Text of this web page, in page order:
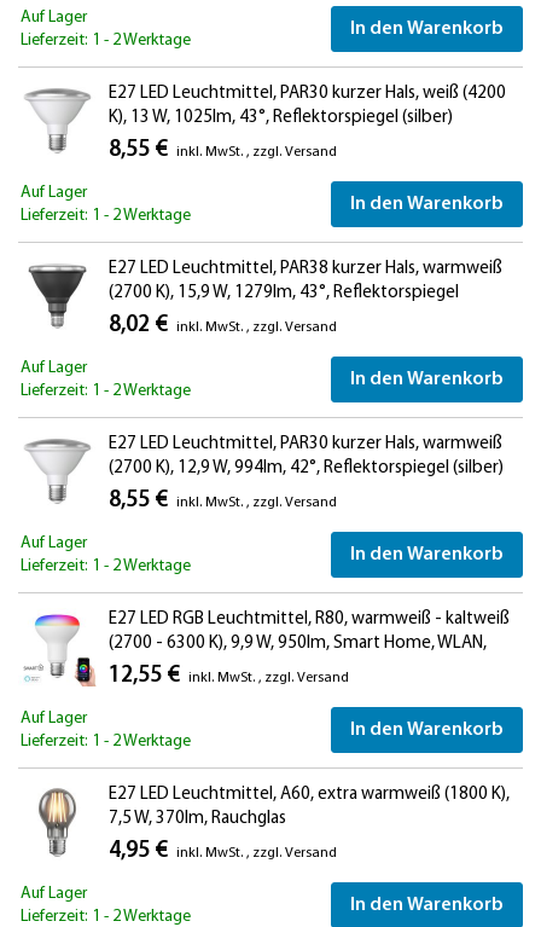
Auf Lager
Lieferzeit: 1 - 2 Werktage
In den Warenkorb
E27 LED Leuchtmittel, PAR30 kurzer Hals, weiß (4200
K), 13 W, 1025lm, 43°, Reflektorspiegel (silber)
8,55 € inkl. MwSt. , zzgl. Versand
Auf Lager
Lieferzeit: 1 - 2 Werktage
In den Warenkorb
E27 LED Leuchtmittel, PAR38 kurzer Hals, warmweiß
(2700 K), 15,9 W, 1279lm, 43°, Reflektorspiegel
(silber)
8,02 € inkl. MwSt. , zzgl. Versand
Auf Lager
Lieferzeit: 1 - 2 Werktage
In den Warenkorb
E27 LED Leuchtmittel, PAR30 kurzer Hals, warmweiß
(2700 K), 12,9 W, 994lm, 42°, Reflektorspiegel (silber)
8,55 € inkl. MwSt. , zzgl. Versand
Auf Lager
Lieferzeit: 1 - 2 Werktage
In den Warenkorb
E27 LED RGB Leuchtmittel, R80, warmweiß - kaltweiß
(2700 - 6300 K), 9,9 W, 950lm, Smart Home, WLAN,
Alexa, matt
12,55 € inkl. MwSt. , zzgl. Versand
Auf Lager
Lieferzeit: 1 - 2 Werktage
In den Warenkorb
E27 LED Leuchtmittel, A60, extra warmweiß (1800 K),
7,5 W, 370lm, Rauchglas
4,95 € inkl. MwSt. , zzgl. Versand
Auf Lager
Lieferzeit: 1 - 2 Werktage
In den Warenkorb